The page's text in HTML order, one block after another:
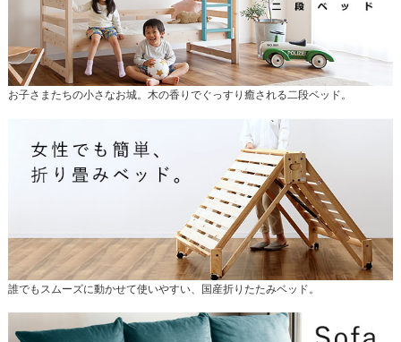
お子さまたちの小さなお城。木の香りでぐっすり癒される二段ベッド。
誰でもスムーズに動かせて使いやすい、国産折りたたみベッド。